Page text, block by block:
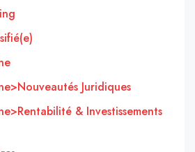
Juridiques
& Investissements